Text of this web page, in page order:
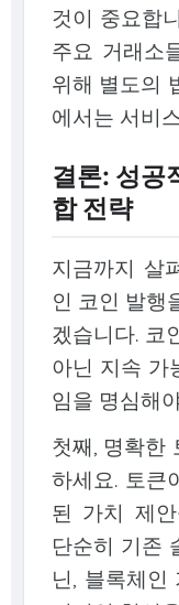
것이 중요합
주요 거래소
위해 별도의
에서는 서비
결론: 성공
합 전략
지금까지 살
인 코인 발행
겠습니다. 코
아닌 지속 가
임을 명심해
첫째, 명확한
하세요. 토큰
된 가치 제
단순히 기존
닌, 블록체인